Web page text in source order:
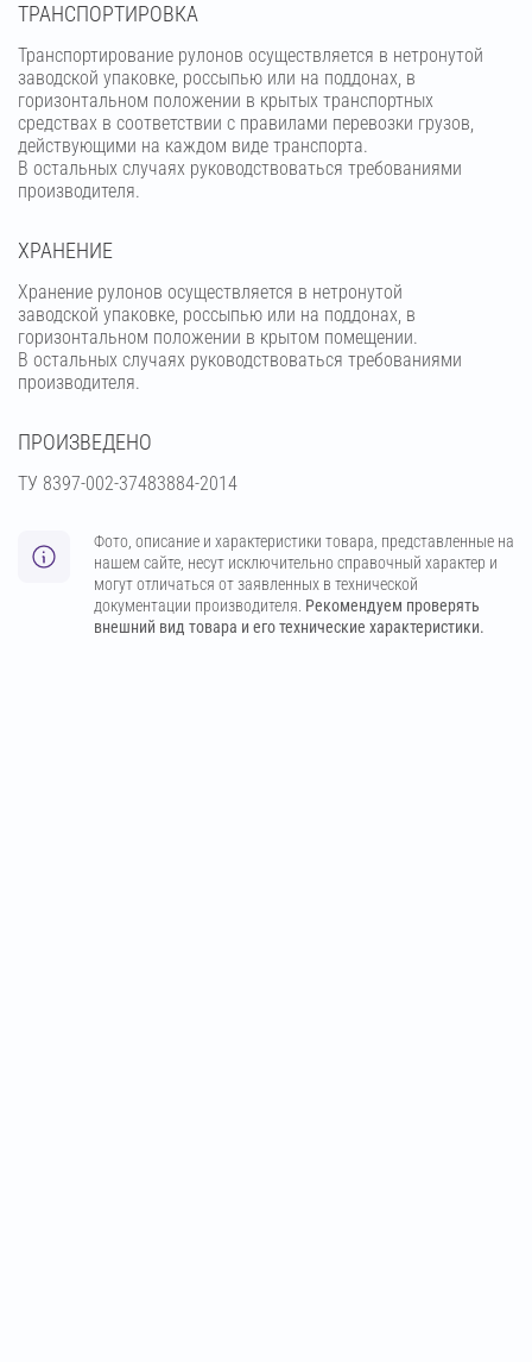
ТРАНСПОРТИРОВКА
Транспортирование рулонов осуществляется в нетронутой
заводской упаковке, россыпью или на поддонах, в
горизонтальном положении в крытых транспортных
средствах в соответствии с правилами перевозки грузов,
действующими на каждом виде транспорта.
В остальных случаях руководствоваться требованиями
производителя.
ХРАНЕНИЕ
Хранение рулонов осуществляется в нетронутой
заводской упаковке, россыпью или на поддонах, в
горизонтальном положении в крытом помещении.
В остальных случаях руководствоваться требованиями
производителя.
ПРОИЗВЕДЕНО
ТУ 8397-002-37483884-2014
Фото, описание и характеристики товара, представленные на
нашем сайте, несут исключительно справочный характер и
могут отличаться от заявленных в технической
документации производителя. Рекомендуем проверять
внешний вид товара и его технические характеристики.